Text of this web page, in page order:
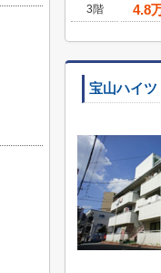
3階
4.8
宝山ハイツ